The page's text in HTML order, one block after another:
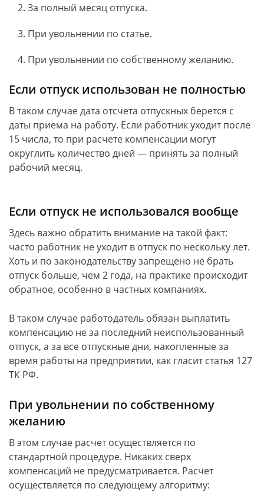
За полный месяц отпуска.
При увольнении по статье.
При увольнении по собственному желанию.
Если отпуск использован не полностью
В таком случае дата отсчета отпускных берется с
даты приема на работу. Если работник уходит после
15 числа, то при расчете компенсации могут
округлить количество дней — принять за полный
рабочий месяц.
Если отпуск не использовался вообще
Здесь важно обратить внимание на такой факт:
часто работник не уходит в отпуск по нескольку лет.
Хоть и по законодательству запрещено не брать
отпуск больше, чем 2 года, на практике происходит
обратное, особенно в частных компаниях.
В таком случае работодатель обязан выплатить
компенсацию не за последний неиспользованный
отпуск, а за все отпускные дни, накопленные за
время работы на предприятии, как гласит статья 127
ТК РФ.
При увольнении по собственному
желанию
В этом случае расчет осуществляется по
стандартной процедуре. Никаких сверх
компенсаций не предусматривается. Расчет
осуществляется по следующему алгоритму: